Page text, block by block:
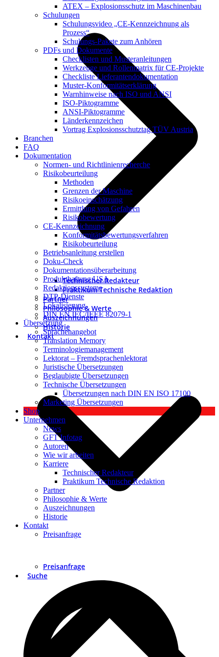
Technischer Redakteur
Praktikum Technische Redaktion
Partner
Philosophie & Werte
Auszeichnungen
Historie
Kontakt
Preisanfrage
Suche
ATEX – Explosionsschutz im Maschinenbau
Schulungen
Schulungsvideo „CE-Kennzeichnung als
Prozess“
Schulungs-Pakete zum Anhören
PDFs und Dokumente
Checklisten und Musteranleitungen
Werkzeuge und Rollenmatrix für CE-Projekte
Checkliste Lieferantendokumentation
Muster-Konformitätserklärung
Warnhinweise nach ISO und ANSI
ISO-Piktogramme
ANSI-Piktogramme
Länderkennzeichen
Vortrag Explosionsschutztag TÜV Austria
Branchen
FAQ
Dokumentation
Normen- und Richtlinienrecherche
Risikobeurteilung
Methoden
Grenzen der Maschine
Risikoeinschätzung
Ermittlung von Gefahren
Risikobewertung
CE-Kennzeichnung
Konformitätsbewertungsverfahren
Risikobeurteilung
Betriebsanleitung erstellen
Doku-Check
Dokumentationsüberarbeitung
Produkthaftung USA
Redaktionssysteme
DTP-Dienste
Lokalisierung
DIN EN IEC/IEEE 82079-1
Übersetzung
Sprachenangebot
Translation Memory
Terminologiemanagement
Lektorat – Fremdsprachenlektorat
Juristische Übersetzungen
Beglaubigte Übersetzungen
Technische Übersetzungen
Übersetzungen nach DIN EN ISO 17100
Marketing Übersetzungen
Shop
Unternehmen
News
GFT Infotag
Autoren
Wie wir arbeiten
Karriere
Technischer Redakteur
Praktikum Technische Redaktion
Partner
Philosophie & Werte
Auszeichnungen
Historie
Kontakt
Preisanfrage